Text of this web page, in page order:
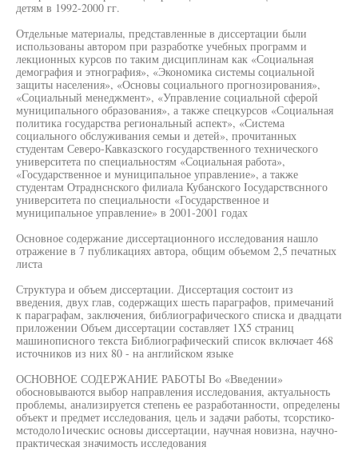
детям в 1992-2000 гг.
Отдельные материалы, представленные в диссертации были
использованы автором при разработке учебных программ и
лекционных курсов по таким дисциплинам как «Социальная
демография и этнография», «Экономика системы социальной
защиты населения», «Основы социального прогнозирования»,
«Социальный менеджмент», «Управление социальной сферой
муниципального образования», а также спецкурсов «Социальная
политика государства региональный аспект», «Система
социального обслуживания семьи и детей», прочитанных
студентам Северо-Кавказского государственного технического
университета по специальностям «Социальная работа»,
«Государственное и муниципальное управление», а также
студентам Отраднснского филиала Кубанского Iосударствснного
университета по специальности «Государственное и
муниципальное управление» в 2001-2001 годах
Основное содержание диссертационного исследования нашло
отражение в 7 публикациях автора, общим объемом 2,5 печатных
листа
Структура и объем диссертации. Диссертация состоит из
введения, двух глав, содержащих шесть параграфов, примечаний
к параграфам, заключения, библиографического списка и двадцати
приложении Объем диссертации составляет 1X5 страниц
машинописного текста Библиографический список включает 468
источников из них 80 - на английском языке
ОСНОВНОЕ СОДЕРЖАНИЕ РАБОТЫ Во «Введении»
обосновываются выбор направления исследования, актуальность
проблемы, анализируется степень ее разработанности, определены
объект и предмет исследования, цель и задачи работы, тсорстико-
мстодоло1ическис основы диссертации, научная новизна, научно-
практическая значимость исследования